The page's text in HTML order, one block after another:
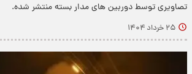
تصاویری توسط دوربین های مدار بسته منتشر شده.
۲۵ خرداد ۱۴۰۴